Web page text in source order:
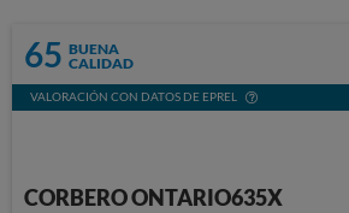
65 BUENA
CALIDAD
VALORACIÓN CON DATOS DE EPREL
CORBERO ONTARIO635X